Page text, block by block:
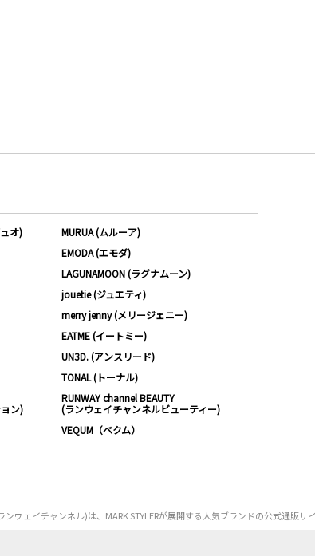
オ)
MURUA (ムルーア)
EMODA (エモダ)
LAGUNAMOON (ラグナムーン)
jouetie (ジュエティ)
merry jenny (メリージェニー)
EATME (イートミー)
UN3D. (アンスリード)
TONAL (トーナル)
ン)
RUNWAY channel BEAUTY
(ランウェイチャンネルビューティー)
VEQUM（ベクム）
ンウェイチャンネル)は、MARK STYLERが展開する人気ブランドの公式通販サ